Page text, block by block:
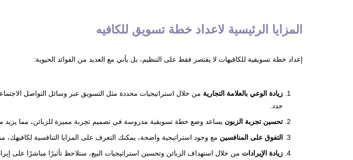
المزايا الرئيسية لاعداد خطة تسويق للكافيه
إعداد خطة تسويقية للكافيهات لا يقتصر فقط على التنظيم، بل يأتي مع العديد من الفوائد الحيوية:
زيادة الوعي بالعلامة التجارية من خلال استراتيجيات محددة مثل التسويق عبر وسائل التواصل
جدد.
تحسين تجربة الزبون يساعد وضع خطة تسويقية مدروسة في تصميم تجربة مميزة للزبائن، مما يزيد
التفوق على المنافسين مع وجود استراتيجية واضحة، يمكنك التعرف على المزايا التنافسية لكافيهك،
زيادة الإيرادات من خلال استهداف الزبائن وتحسين استراتيجيات البيع، ستلاحظ تأثيرًا مباشرًا على